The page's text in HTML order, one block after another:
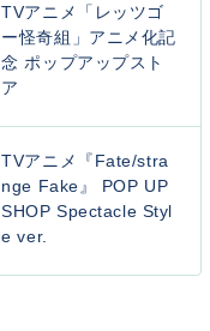
TVアニメ「レッツゴ
ー怪奇組」アニメ化記
念 ポップアップスト
ア
TVアニメ『Fate/stra
nge Fake』 POP UP
SHOP Spectacle Styl
e ver.